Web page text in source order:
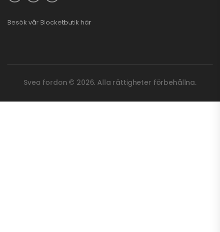
Besök vår Blocketbutik här
Svea fordon © 2026. Alla rättigheter förbehållna.